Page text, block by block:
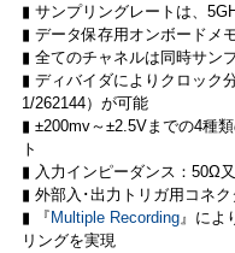
▮ サンプリングレートは、
▮ データ保存用オンボードメ
▮ 全てのチャネルは同時サン
▮ ディバイダによりクロック
1/262144）が可能
▮ ±200mv～±2.5Vまでの4種
ト
▮ 入力インピーダンス：50Ω
▮ 外部入･出力トリガ用コネ
▮ 『 Multiple Recording』によ
リングを実現